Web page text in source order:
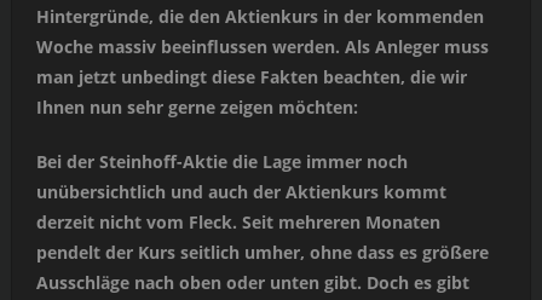
Hintergründe, die den Aktienkurs in der kommenden
Woche massiv beeinflussen werden. Als Anleger muss
man jetzt unbedingt diese Fakten beachten, die wir
Ihnen nun sehr gerne zeigen möchten:
Bei der Steinhoff-Aktie die Lage immer noch
unübersichtlich und auch der Aktienkurs kommt
derzeit nicht vom Fleck. Seit mehreren Monaten
pendelt der Kurs seitlich umher, ohne dass es größere
Ausschläge nach oben oder unten gibt. Doch es gibt